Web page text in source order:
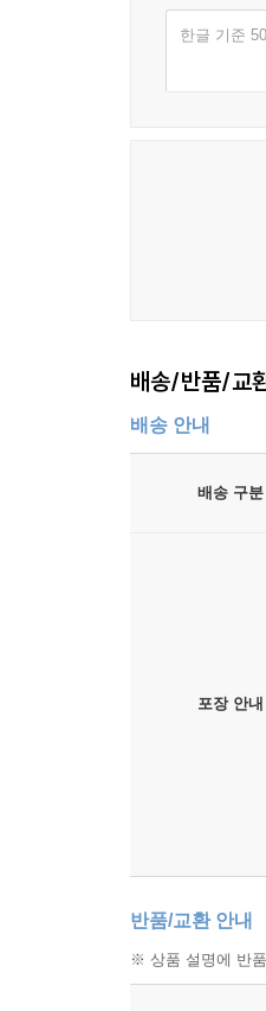
가치를 어디에
사마천을 위대
잔 들어 밝은 달
이 책의 제목은
떠오르게 하며,
될 법하다. 그러
현대화’로 대
(그림자)이다.
그는 이렇듯 중
나르시시즘에
어떤 도덕이
리링을 특별하
리링이 서양의
부정하는 것도
중국과 서양에
직시하면서도 서
한글 기준
배송/반품/교
배송 안내
배송 구분
포장 안내
반품/교환 안내
※ 상품 설명에 반